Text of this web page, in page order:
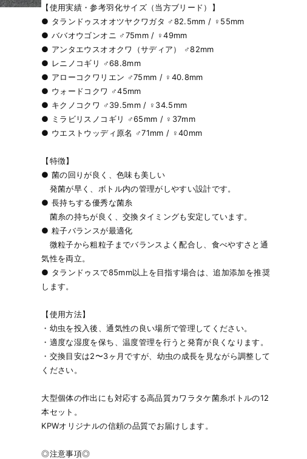
【使用実績・参考羽化サイズ（当方ブリード）】
● タランドゥスオオツヤクワガタ ♂82.5mm / ♀55mm
● ババオウゴンオニ ♂75mm / ♀49mm
● アンタエウスオオクワ（サディア） ♂82mm
● レニノコギリ ♂68.8mm
● アローコクワリエン ♂75mm / ♀40.8mm
● ウォードコクワ ♂45mm
● キクノコクワ ♂39.5mm / ♀34.5mm
● ミラビリスノコギリ ♂65mm / ♀37mm
● ウエストウッディ原名 ♂71mm / ♀40mm
【特徴】
● 菌の回りが良く、色味も美しい
発菌が早く、ボトル内の管理がしやすい設計です。
● 長持ちする優秀な菌糸
菌糸の持ちが良く、交換タイミングも安定しています。
● 粒子バランスが最適化
微粒子から粗粒子までバランスよく配合し、食べやすさと通
気性を両立。
● タランドゥスで85mm以上を目指す場合は、追加添加を推奨
します。
【使用方法】
・幼虫を投入後、通気性の良い場所で管理してください。
・適度な湿度を保ち、温度管理を行うと発育が良くなります。
・交換目安は2〜3ヶ月ですが、幼虫の成長を見ながら調整して
ください。
大型個体の作出にも対応する高品質カワラタケ菌糸ボトルの12
本セット。
KPWオリジナルの信頼の品質でお届けします。
◎注意事項◎